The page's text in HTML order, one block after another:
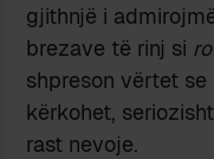
gjithnjë i
brezave të rinj si
shpreson vërtet
kërkohet,
rast nevoje.